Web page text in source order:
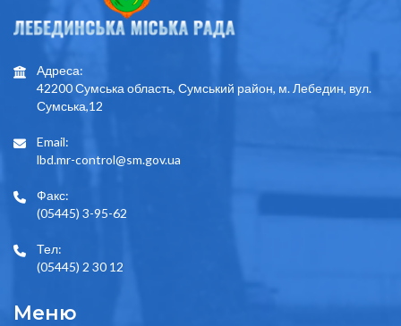
Адреса:
42200 Сумська область, Сумський район, м. Лебедин, вул.
Сумська,12
Email:
lbd.mr-control@sm.gov.ua
Факс:
(05445) 3-95-62
Тел:
(05445) 2 30 12
Меню